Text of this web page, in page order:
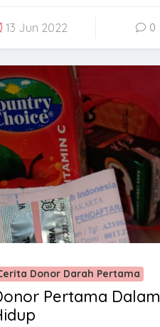
13 Jun 2022 0
Donor Darah Pertama
Pertama Dalam